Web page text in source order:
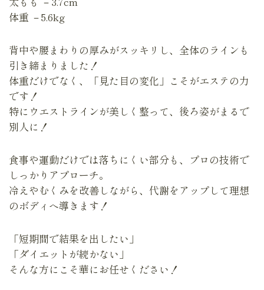
体重 －5.6kg
背中や腰まわりの厚みがスッキリし、全体のラインも
引き締まりました！
体重だけでなく、「見た目の変化」こそがエステの力
です！
特にウエストラインが美しく整って、後ろ姿がまるで
別人に！
食事や運動だけでは落ちにくい部分も、プロの技術で
しっかりアプローチ。
冷えやむくみを改善しながら、代謝をアップして理想
のボディへ導きます！
「短期間で結果を出したい」
「ダイエットが続かない」
そんな方にこそ華にお任せください！